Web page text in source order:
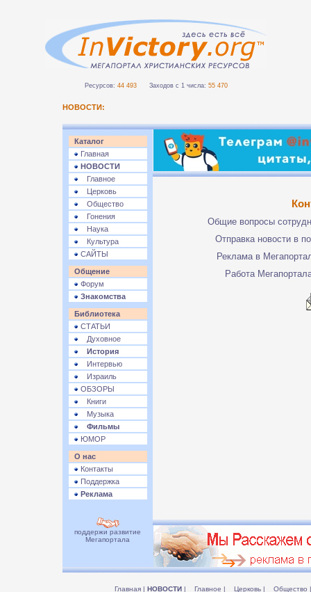
Ресурсов: 44 493 Заходов с 1 числа: 55 470
НОВОСТИ:
Каталог
Главная
НОВОСТИ
Главное
Церковь
Общество
Гонения
Наука
Культура
САЙТЫ
Общение
Форум
Знакомства
Библиотека
СТАТЬИ
Духовное
История
Интервью
Израиль
ОБЗОРЫ
Книги
Музыка
Фильмы
ЮМОР
О нас
Контакты
Поддержка
Реклама
Общие вопросы
Отправка новости в
Реклама в
Работа
поддержи развитие
Мегапортала
Главная | НОВОСТИ | Главное | Церковь | Общество |